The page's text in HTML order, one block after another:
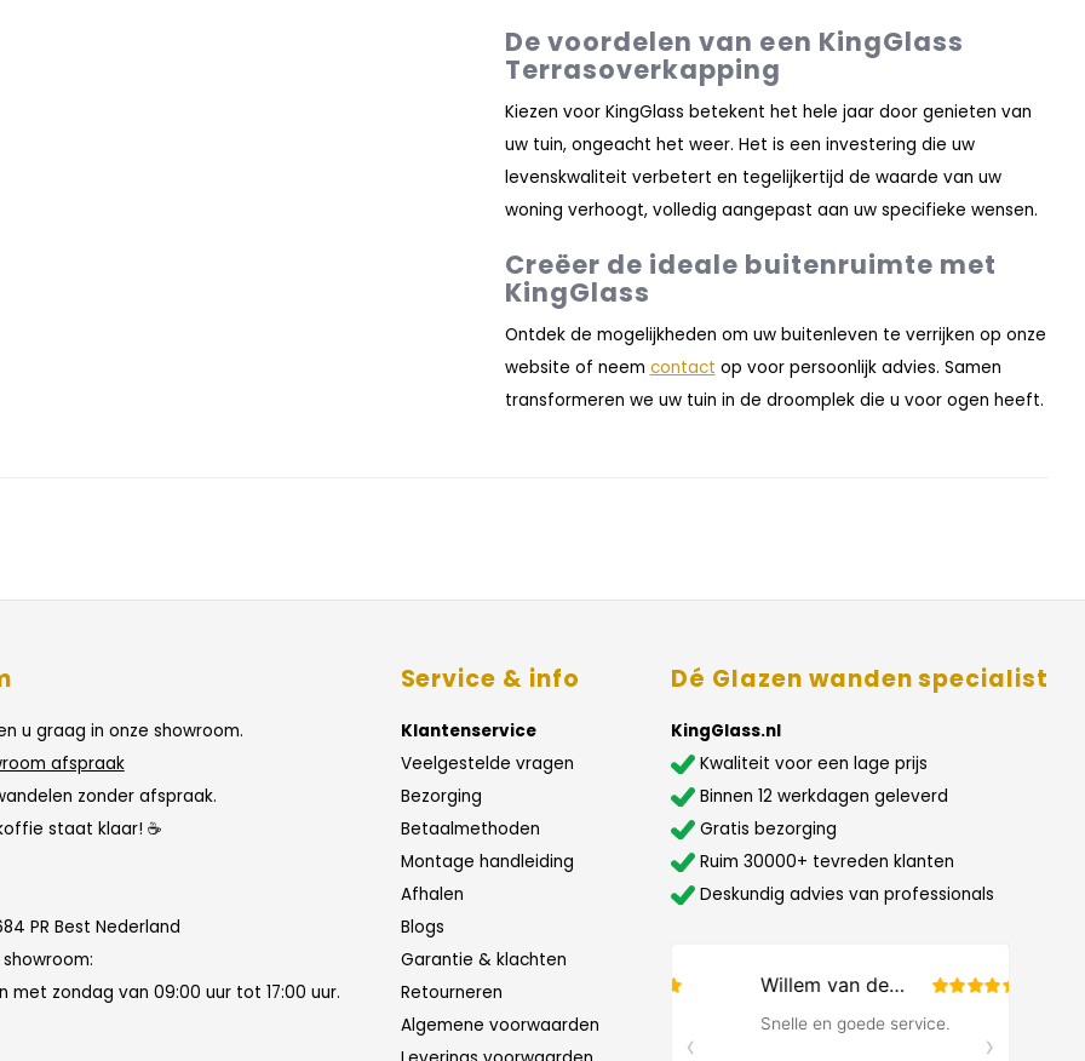
De voordelen van een KingGlass
Terrasoverkapping
Kiezen voor KingGlass betekent het hele jaar door genieten van
uw tuin, ongeacht het weer. Het is een investering die uw
levenskwaliteit verbetert en tegelijkertijd de waarde van uw
woning verhoogt, volledig aangepast aan uw specifieke wensen.
Creëer de ideale buitenruimte met
KingGlass
Ontdek de mogelijkheden om uw buitenleven te verrijken op onze
website of neem contact op voor persoonlijk advies. Samen
transformeren we uw tuin in de droomplek die u voor ogen heeft.
u graag in onze showroom.
afspraak
zonder afspraak.
staat klaar! ☕
PR Best Nederland
met zondag van 09:00 uur tot 17:00 uur.
Service & info
Klantenservice
Veelgestelde vragen
Bezorging
Betaalmethoden
Montage handleiding
Afhalen
Blogs
Garantie & klachten
Retourneren
Algemene voorwaarden
Dé Glazen wanden specialist
KingGlass.nl
Kwaliteit voor een lage prijs
Binnen 12 werkdagen geleverd
Gratis bezorging
Ruim 30000+ tevreden klanten
Deskundig advies van professionals